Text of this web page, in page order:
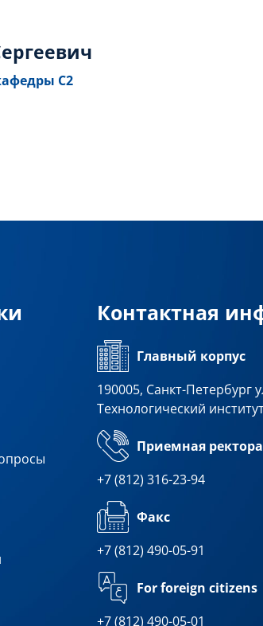
С2
Контактная
Главный корпус
190005, Санкт-Петербург
Технологический
Приемная ректора
+7 (812) 316-23-94
Факс
+7 (812) 490-05-91
For foreign citizens
+7 (812) 490-05-01